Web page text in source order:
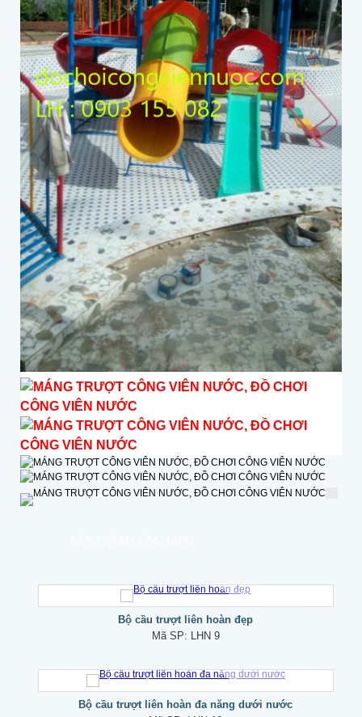
Bộ cầu trượt liên hoàn đẹp
Mã SP: LHN 9
Bộ cầu trượt liên hoàn đa năng dưới nước